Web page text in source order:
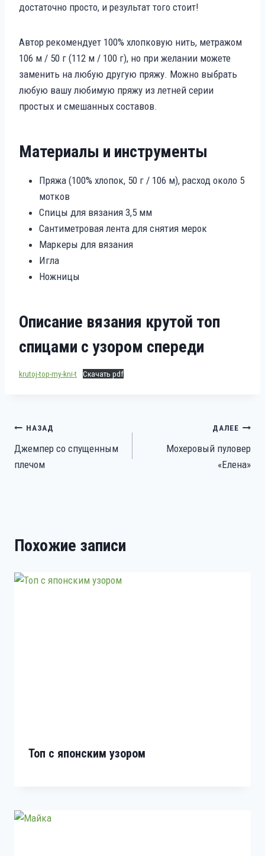
достаточно просто, и результат того стоит!
Автор рекомендует 100% хлопковую нить, метражом
106 м / 50 г (112 м / 100 г), но при желании можете
заменить на любую другую пряжу. Можно выбрать
любую вашу любимую пряжу из летней серии
простых и смешанных составов.
Материалы и инструменты
Пряжа (100% хлопок, 50 г / 106 м), расход около 5
мотков
Спицы для вязания 3,5 мм
Сантиметровая лента для снятия мерок
Маркеры для вязания
Игла
Ножницы
Описание вязания крутой топ
спицами с узором спереди
krutoj-top-my-kni-t Скачать pdf
Навигация
по
НАЗАД
Джемпер со спущенным
плечом
ДАЛЕЕ
Мохеровый пуловер
«Елена»
Похожие записи
Топ с японским узором